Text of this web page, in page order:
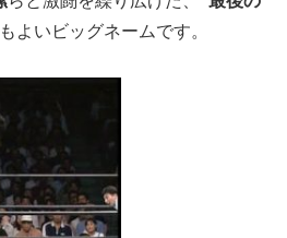
よいビッグネームです。